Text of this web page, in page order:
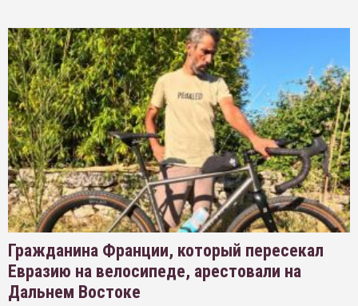
Гражданина Франции, который пересекал
Евразию на велосипеде, арестовали на
Дальнем Востоке